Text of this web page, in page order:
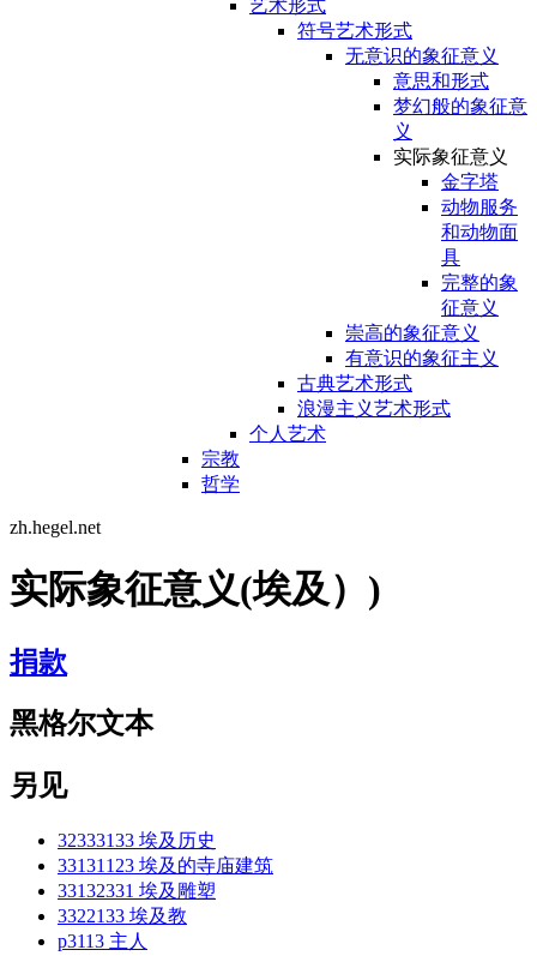
艺术形式
符号艺术形式
无意识的象征意义
意思和形式
梦幻般的象征意
义
实际象征意义
金字塔
动物服务
和动物面
具
完整的象
征意义
崇高的象征意义
有意识的象征主义
古典艺术形式
浪漫主义艺术形式
个人艺术
宗教
哲学
zh.hegel.net
实际象征意义(埃及）)
捐款
黑格尔文本
另见
32333133 埃及历史
33131123 埃及的寺庙建筑
33132331 埃及雕塑
3322133 埃及教
p3113 主人